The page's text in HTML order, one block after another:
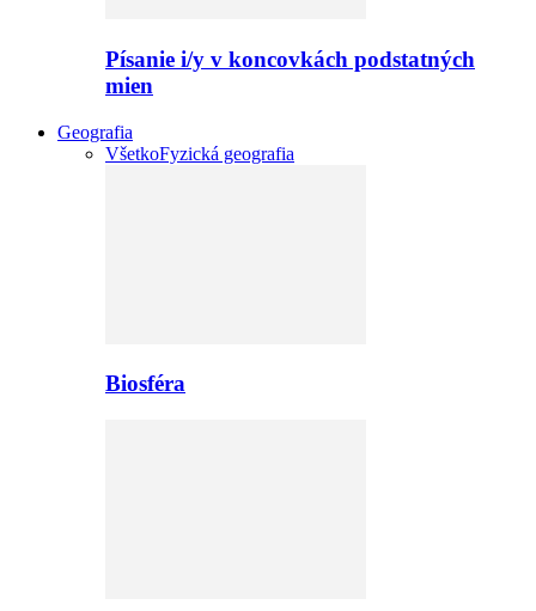
Písanie i/y v koncovkách podstatných
mien
Geografia
VšetkoFyzická geografia
Biosféra